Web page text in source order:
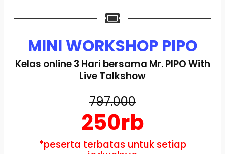
MINI WORKSHOP PIPO
Kelas online 3 Hari bersama Mr. PIPO With
Live Talkshow
797.000
250rb
*peserta terbatas untuk setiap